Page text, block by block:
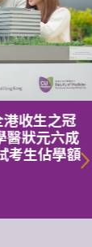
港收生之冠
醫狀元六成
考生佔學額